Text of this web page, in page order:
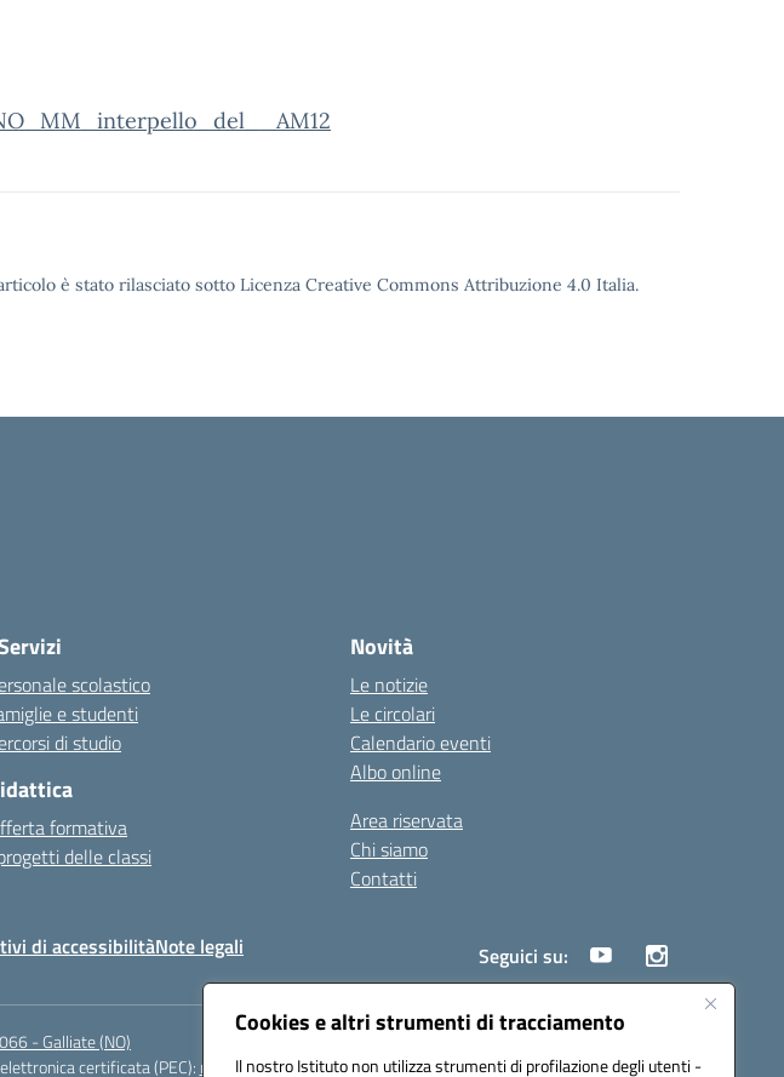
Cookies e altri strumenti di tracciamento
Il nostro Istituto non utilizza strumenti di profilazione degli utenti -
è stato rilasciato sotto Licenza Creative Commons Attribuzione 4.0 Italia.
scolastico
e studenti
di studio
formativa
delle classi
Novità
Le notizie
Le circolari
Calendario eventi
Albo online
Area riservata
Chi siamo
Contatti
di accessibilitàNote legali Seguici su:
- Galliate (NO)
certificata (PEC): noic818005@pec.istruzione.it